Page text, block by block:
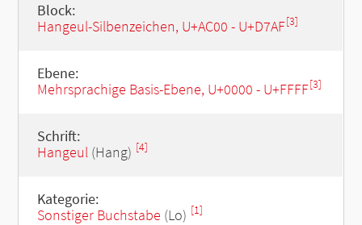
Block:
Hangeul-Silbenzeichen, U+AC00 - U+D7AF[3]
Ebene:
Mehrsprachige Basis-Ebene, U+0000 - U+FFFF[3]
Schrift:
Hangeul(Hang) [4]
Kategorie:
Sonstiger Buchstabe (Lo) [1]